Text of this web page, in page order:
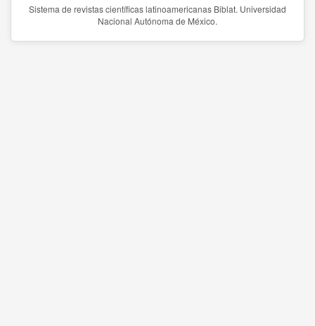
Sistema de revistas científicas latinoamericanas Biblat. Universidad
Nacional Autónoma de México.